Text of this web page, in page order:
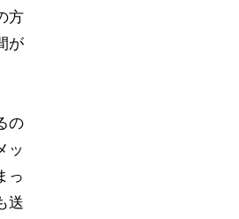
方
が
の
ッ
っ
送